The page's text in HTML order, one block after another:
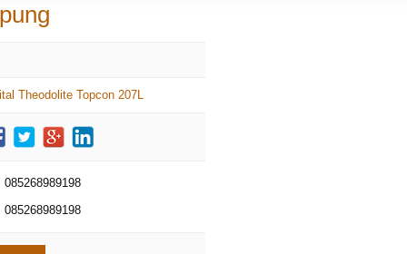
Theodolite Topcon 207L
085268989198
085268989198